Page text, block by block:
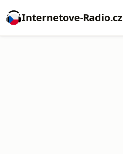
Internetove-Radio.cz